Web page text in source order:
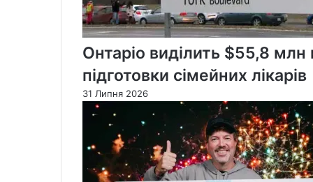
Онтаріо виділить $55,8
підготовки сімейних лікарів
31 Липня 2026